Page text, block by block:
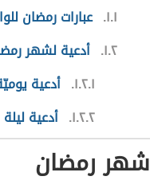
١.١ عبارات رمضان
١.٢ أدعية لشهر
١.٢.١ أدعية
١.٢.٢ أدعية
شهر رمضان